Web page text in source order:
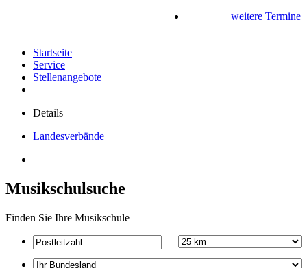
weitere Termine
Startseite
Service
Stellenangebote
Details
Landesverbände
Musikschulsuche
Finden Sie Ihre Musikschule